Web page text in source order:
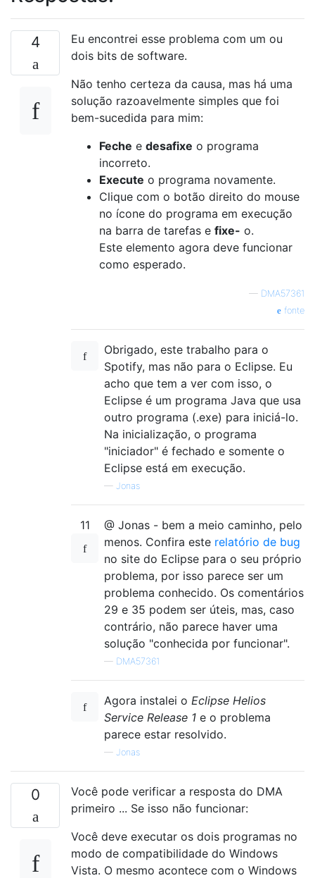
4
Eu encontrei esse problema com um ou
dois bits de software.
Não tenho certeza da causa, mas há uma
solução razoavelmente simples que foi
bem-sucedida para mim:
Feche e desafixe o programa
incorreto.
Execute o programa novamente.
Clique com o botão direito do mouse
no ícone do programa em execução
na barra de tarefas e fixe- o.
Este elemento agora deve funcionar
como esperado.
— DMA57361
fonte
Obrigado, este trabalho para o
Spotify, mas não para o Eclipse. Eu
acho que tem a ver com isso, o
Eclipse é um programa Java que usa
outro programa (.exe) para iniciá-lo.
Na inicialização, o programa
"iniciador" é fechado e somente o
Eclipse está em execução.
— Jonas
11
@ Jonas - bem a meio caminho, pelo
menos. Confira este relatório de bug
no site do Eclipse para o seu próprio
problema, por isso parece ser um
problema conhecido. Os comentários
29 e 35 podem ser úteis, mas, caso
contrário, não parece haver uma
solução "conhecida por funcionar".
— DMA57361
Agora instalei o Eclipse Helios
Service Release 1 e o problema
parece estar resolvido.
— Jonas
0
Você pode verificar a resposta do DMA
primeiro ... Se isso não funcionar:
Você deve executar os dois programas no
modo de compatibilidade do Windows
Vista. O mesmo acontece com o Windows